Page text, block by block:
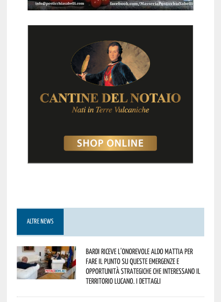
ALTRE NEWS
Bardi riceve l’onorevole Aldo Mattia per
fare il punto su queste emergenze e
opportunità strategiche che interessano il
territorio lucano. I dettagli